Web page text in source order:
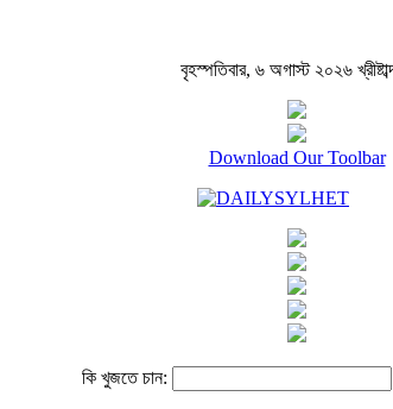
বৃহস্পতিবার, ৬ অগাস্ট ২০২৬
Download Our Toolbar
কি খুজতে চান: